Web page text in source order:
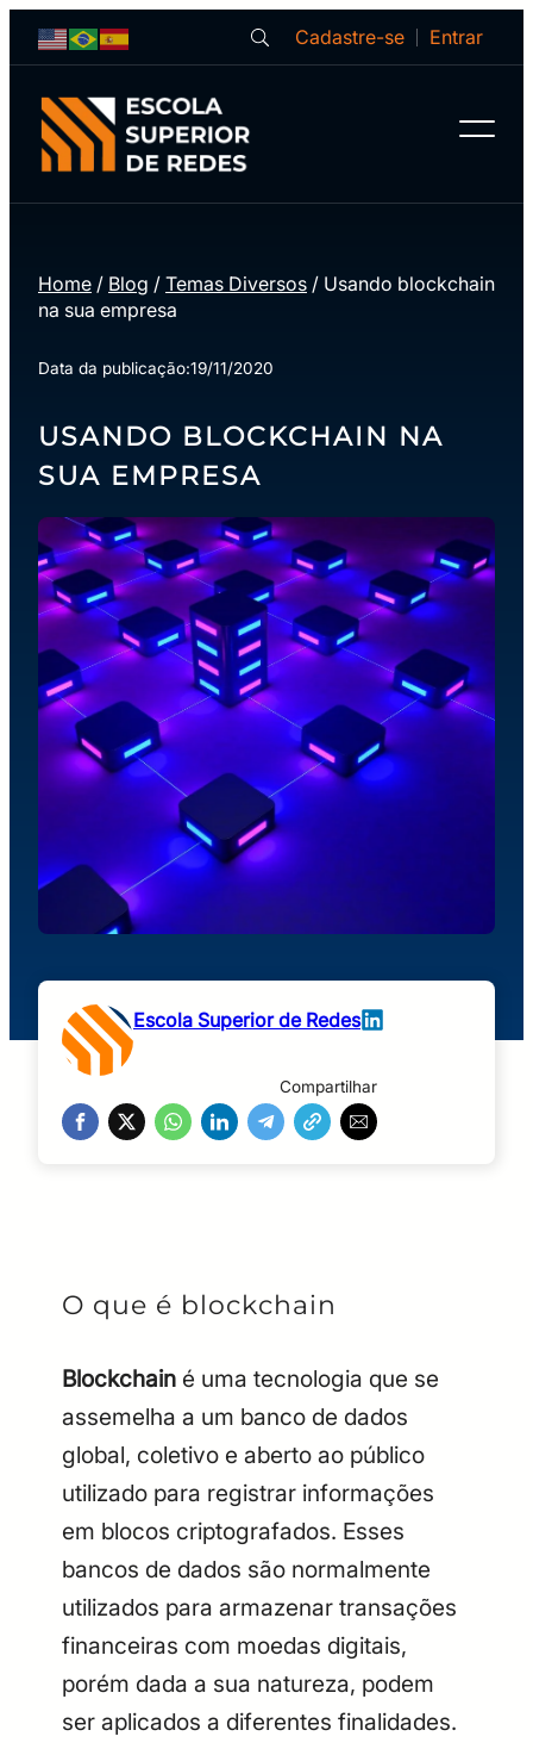
Cadastre-se Entrar
Home / Blog / Temas Diversos / Usando blockchain
na sua empresa
Data da publicação:19/11/2020
USANDO BLOCKCHAIN NA
SUA EMPRESA
Escola Superior de Redes
Compartilhar
O que é blockchain
Blockchain é uma tecnologia que se
assemelha a um banco de dados
global, coletivo e aberto ao público
utilizado para registrar informações
em blocos criptografados. Esses
bancos de dados são normalmente
utilizados para armazenar transações
financeiras com moedas digitais,
porém dada a sua natureza, podem
ser aplicados a diferentes finalidades.